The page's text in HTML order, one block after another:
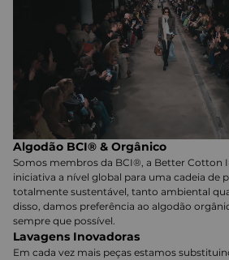
Algodão BCI® & Orgânico
Somos membros da BCI®, a Better Cotton
iniciativa a nível global para uma cadeia de
totalmente sustentável, tanto ambiental
disso, damos preferência ao algodão
sempre que possível.
Lavagens Inovadoras
Em cada vez mais peças estamos